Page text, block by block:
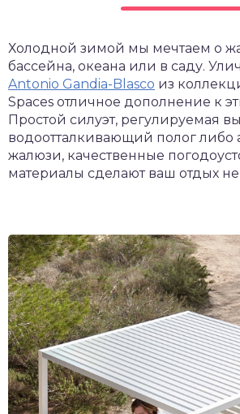
Холодной зимой мы мечтаем о
бассейна, океана или в саду.
Antonio Gandia-Blasco из
Spaces отличное дополнение к
Простой силуэт, регулируемая
водоотталкивающий полог
жалюзи, качественные
материалы сделают ваш отдых